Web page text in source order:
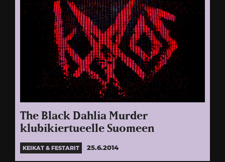
The Black Dahlia Murder
klubikiertueelle Suomeen
KEIKAT & FESTARIT 25.6.2014